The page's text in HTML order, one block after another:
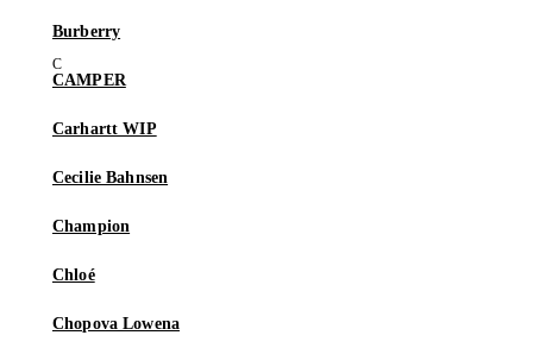
Burberry
CAMPER
Carhartt WIP
Cecilie Bahnsen
Champion
Chloé
Chopova Lowena